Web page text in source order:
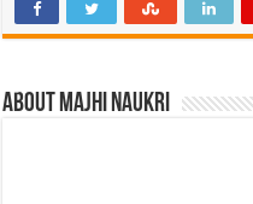
About Majhi Naukri